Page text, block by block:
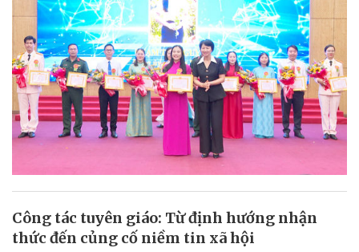
Công tác tuyên giáo: Từ định hướng nhận
thức đến củng cố niềm tin xã hội